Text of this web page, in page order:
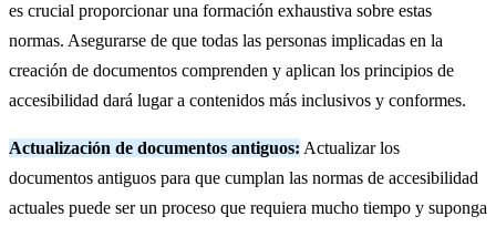
es crucial proporcionar una formación exhaustiva sobre estas
normas. Asegurarse de que todas las personas implicadas en la
creación de documentos comprenden y aplican los principios de
accesibilidad dará lugar a contenidos más inclusivos y conformes.
Actualización de documentos antiguos: Actualizar los
documentos antiguos para que cumplan las normas de accesibilidad
actuales puede ser un proceso que requiera mucho tiempo y suponga